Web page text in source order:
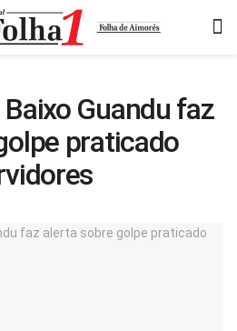
Guandu faz
praticado